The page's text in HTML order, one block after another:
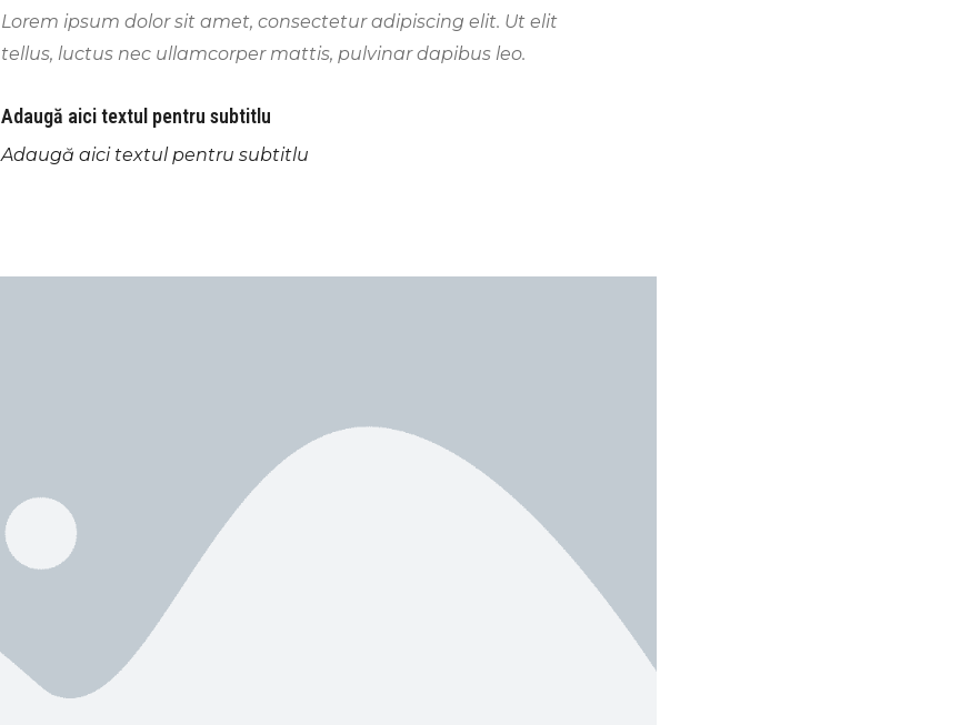
Lorem ipsum dolor sit amet, consectetur adipiscing elit. Ut elit
tellus, luctus nec ullamcorper mattis, pulvinar dapibus leo.
Adaugă aici textul pentru subtitlu
Adaugă aici textul pentru subtitlu